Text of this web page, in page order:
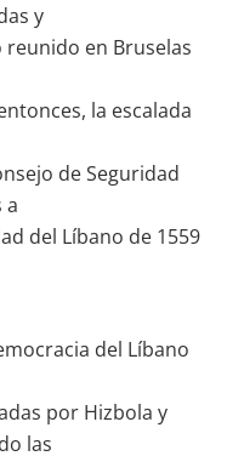
y
en Bruselas
la escalada
de Seguridad
a
del Líbano de 1559
del Líbano
por Hizbola y
las